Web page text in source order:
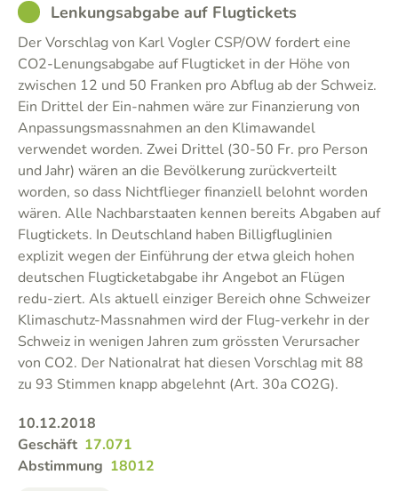
GOODLenkungsabgabe auf Flugtickets
Der Vorschlag von Karl Vogler CSP/OW fordert eine
CO2-Lenungsabgabe auf Flugticket in der Höhe von
zwischen 12 und 50 Franken pro Abflug ab der Schweiz.
Ein Drittel der Ein-nahmen wäre zur Finanzierung von
Anpassungsmassnahmen an den Klimawandel
verwendet worden. Zwei Drittel (30-50 Fr. pro Person
und Jahr) wären an die Bevölkerung zurückverteilt
worden, so dass Nichtflieger finanziell belohnt worden
wären. Alle Nachbarstaaten kennen bereits Abgaben auf
Flugtickets. In Deutschland haben Billigfluglinien
explizit wegen der Einführung der etwa gleich hohen
deutschen Flugticketabgabe ihr Angebot an Flügen
redu-ziert. Als aktuell einziger Bereich ohne Schweizer
Klimaschutz-Massnahmen wird der Flug-verkehr in der
Schweiz in wenigen Jahren zum grössten Verursacher
von CO2. Der Nationalrat hat diesen Vorschlag mit 88
zu 93 Stimmen knapp abgelehnt (Art. 30a CO2G).
10.12.2018
Geschäft 17.071
Abstimmung 18012